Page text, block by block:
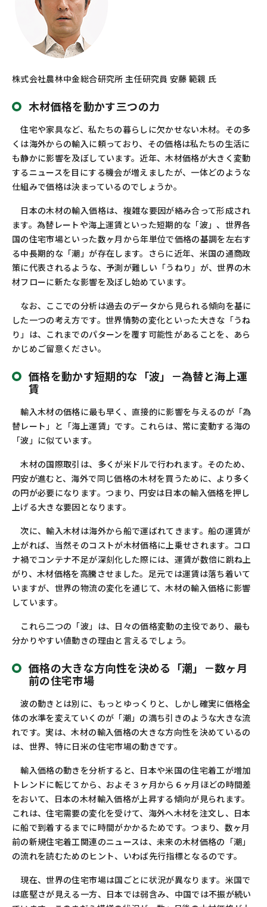
株式会社農林中金総合研究所 主任研究員 安藤 範親 氏
木材価格を動かす三つの力
住宅や家具など、私たちの暮らしに欠かせない木材。その多
くは海外からの輸入に頼っており、その価格は私たちの生活に
も静かに影響を及ぼしています。近年、木材価格が大きく変動
するニュースを目にする機会が増えましたが、一体どのような
仕組みで価格は決まっているのでしょうか。
日本の木材の輸入価格は、複雑な要因が絡み合って形成され
ます。為替レートや海上運賃といった短期的な「波」、世界各
国の住宅市場といった数ヶ月から年単位で価格の基調を左右す
る中長期的な「潮」が存在します。さらに近年、米国の通商政
策に代表されるような、予測が難しい「うねり」が、世界の木
材フローに新たな影響を及ぼし始めています。
なお、ここでの分析は過去のデータから見られる傾向を基に
した一つの考え方です。世界情勢の変化といった大きな「うね
り」は、これまでのパターンを覆す可能性があることを、あら
かじめご留意ください。
価格を動かす短期的な「波」－為替と海上運
賃
輸入木材の価格に最も早く、直接的に影響を与えるのが「為
替レート」と「海上運賃」です。これらは、常に変動する海の
「波」に似ています。
木材の国際取引は、多くが米ドルで行われます。そのため、
円安が進むと、海外で同じ価格の木材を買うために、より多く
の円が必要になります。つまり、円安は日本の輸入価格を押し
上げる大きな要因となります。
次に、輸入木材は海外から船で運ばれてきます。船の運賃が
上がれば、当然そのコストが木材価格に上乗せされます。コロ
ナ禍でコンテナ不足が深刻化した際には、運賃が数倍に跳ね上
がり、木材価格を高騰させました。足元では運賃は落ち着いて
いますが、世界の物流の変化を通じて、木材の輸入価格に影響
しています。
これら二つの「波」は、日々の価格変動の主役であり、最も
分かりやすい値動きの理由と言えるでしょう。
価格の大きな方向性を決める「潮」－数ヶ月
前の住宅市場
波の動きとは別に、もっとゆっくりと、しかし確実に価格全
体の水準を変えていくのが「潮」の満ち引きのような大きな流
れです。実は、木材の輸入価格の大きな方向性を決めているの
は、世界、特に日米の住宅市場の動きです。
輸入価格の動きを分析すると、日本や米国の住宅着工が増加
トレンドに転じてから、およそ３ヶ月から６ヶ月ほどの時間差
をおいて、日本の木材輸入価格が上昇する傾向が見られます。
これは、住宅需要の変化を受けて、海外へ木材を注文し、日本
に船で到着するまでに時間がかかるためです。つまり、数ヶ月
前の新規住宅着工関連のニュースは、未来の木材価格の「潮」
の流れを読むためのヒント、いわば先行指標となるのです。
現在、世界の住宅市場は国ごとに状況が異なります。米国で
は底堅さが見える一方、日本では弱含み、中国では不振が続い